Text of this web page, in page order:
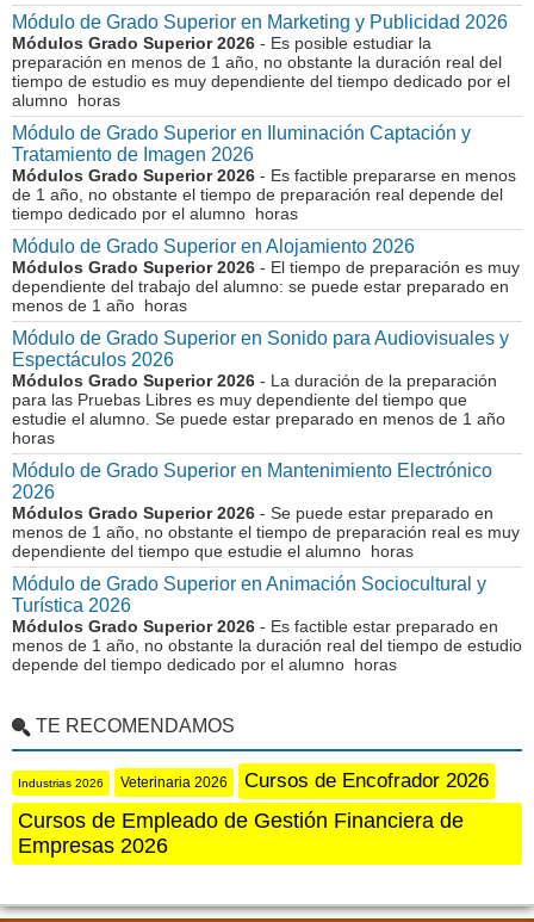
Módulo de Grado Superior en Marketing y Publicidad 2026
Módulos Grado Superior 2026 - Es posible estudiar la
preparación en menos de 1 año, no obstante la duración real del
tiempo de estudio es muy dependiente del tiempo dedicado por el
alumno horas
Módulo de Grado Superior en Iluminación Captación y
Tratamiento de Imagen 2026
Módulos Grado Superior 2026 - Es factible prepararse en menos
de 1 año, no obstante el tiempo de preparación real depende del
tiempo dedicado por el alumno horas
Módulo de Grado Superior en Alojamiento 2026
Módulos Grado Superior 2026 - El tiempo de preparación es muy
dependiente del trabajo del alumno: se puede estar preparado en
menos de 1 año horas
Módulo de Grado Superior en Sonido para Audiovisuales y
Espectáculos 2026
Módulos Grado Superior 2026 - La duración de la preparación
para las Pruebas Libres es muy dependiente del tiempo que
estudie el alumno. Se puede estar preparado en menos de 1 año
horas
Módulo de Grado Superior en Mantenimiento Electrónico
2026
Módulos Grado Superior 2026 - Se puede estar preparado en
menos de 1 año, no obstante el tiempo de preparación real es muy
dependiente del tiempo que estudie el alumno horas
Módulo de Grado Superior en Animación Sociocultural y
Turística 2026
Módulos Grado Superior 2026 - Es factible estar preparado en
menos de 1 año, no obstante la duración real del tiempo de estudio
depende del tiempo dedicado por el alumno horas
TE RECOMENDAMOS
Industrias 2026 Veterinaria 2026 Cursos de Encofrador 2026
Cursos de Empleado de Gestión Financiera de
Empresas 2026